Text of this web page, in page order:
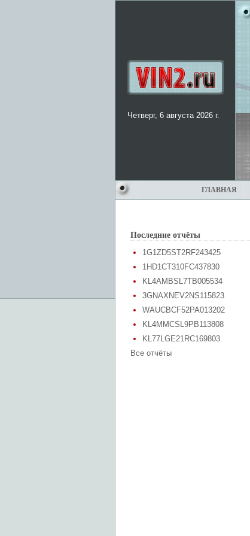
Четверг, 6 августа 2026 г.
ГЛАВНАЯ
Последние отчёты
1G1ZD5ST2RF243425
1HD1CT310FC437830
KL4AMBSL7TB005534
3GNAXNEV2NS115823
WAUCBCF52PA013202
KL4MMCSL9PB113808
KL77LGE21RC169803
Все отчёты